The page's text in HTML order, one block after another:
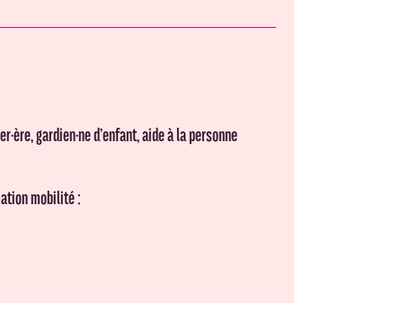
gardien·ne d’enfant, aide à la personne
mobilité :